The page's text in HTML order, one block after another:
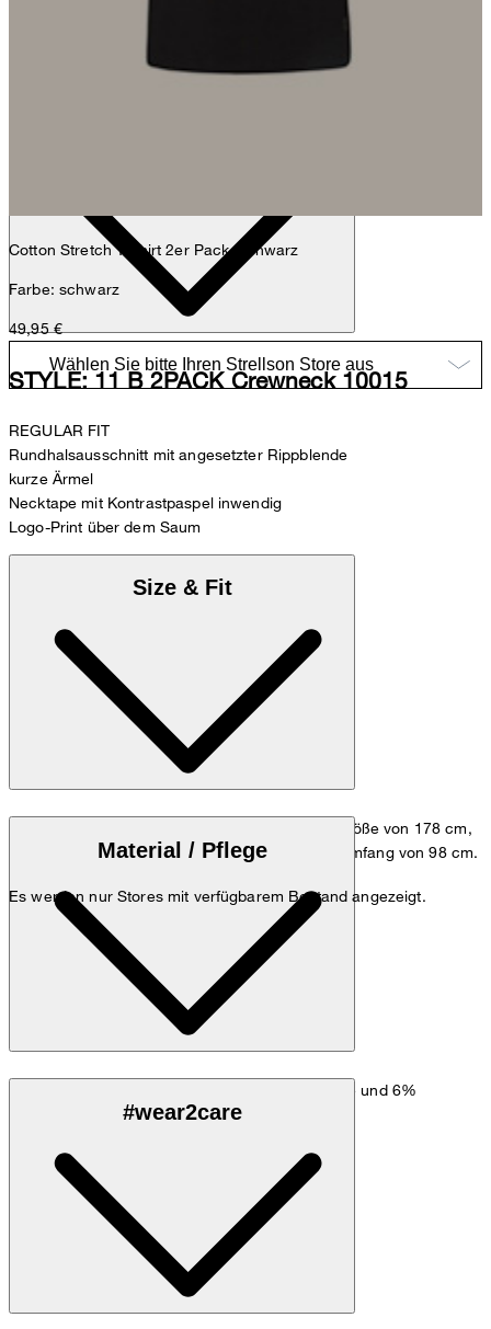
Cotton Stretch T-Shirt 2er Pack, schwarz
Farbe: schwarz
49,95 €
Es werden nur Stores mit verfügbarem Bestand angezeigt.
STYLE: 11 B 2PACK Crewneck 10015
REGULAR FIT
Rundhalsausschnitt mit angesetzter Rippblende
kurze Ärmel
Necktape mit Kontrastpaspel inwendig
Logo-Print über dem Saum
Size & Fit
Das Model trägt die Größe M, bei einer Körpergröße von 178 cm,
einem Brustumfang von 98 cm und einem Hüftumfang von 98 cm.
Größentabelle
Material / Pflege
Weicher Jersey-Stretch aus 94% Bio-Baumwolle und 6%
Elasthan, GOTS-zertifiziert
#wear2care